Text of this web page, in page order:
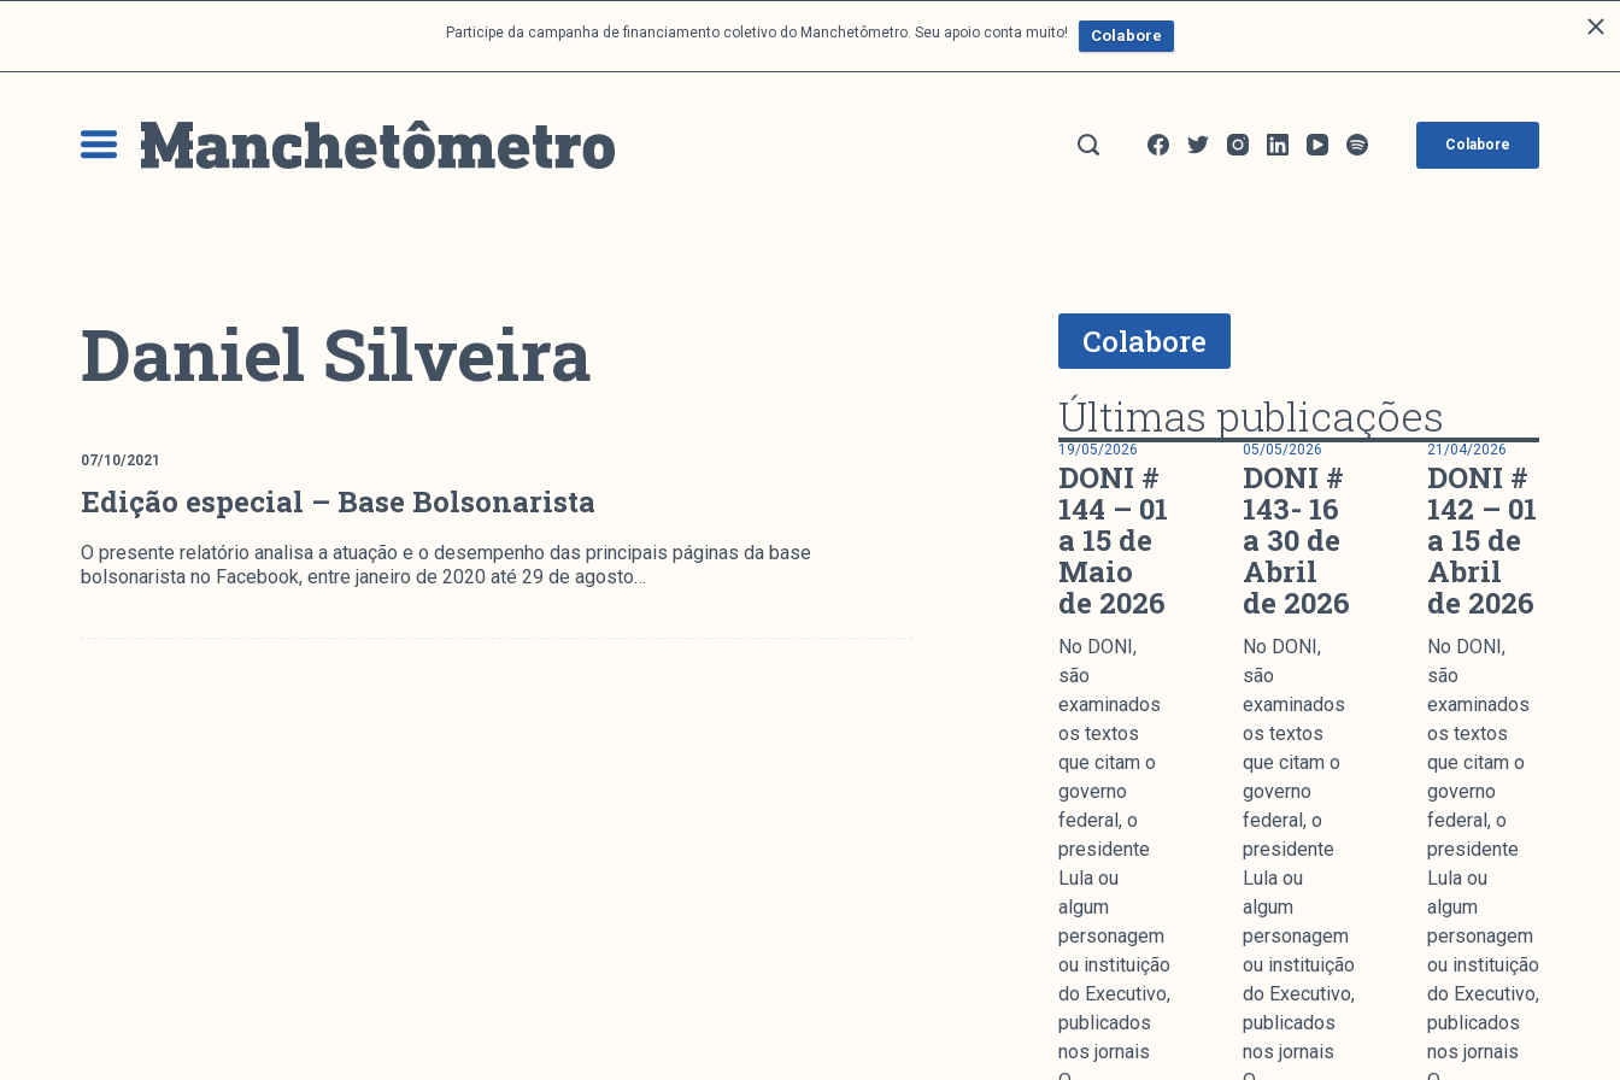
Participe da campanha de financiamento coletivo do Manchetômetro. Seu apoio conta muito! Colabore
Colabore
Daniel Silveira
07/10/2021
Edição especial – Base Bolsonarista
O presente relatório analisa a atuação e o desempenho das principais páginas da base
bolsonarista no Facebook, entre janeiro de 2020 até 29 de agosto…
Colabore
Últimas publicações
19/05/2026
DONI #
144 – 01
a 15 de
Maio
de 2026
No DONI,
são
examinados
os textos
que citam o
governo
federal, o
presidente
Lula ou
algum
personagem
ou instituição
do Executivo,
publicados
nos jornais
05/05/2026
DONI #
143- 16
a 30 de
Abril
de 2026
No DONI,
são
examinados
os textos
que citam o
governo
federal, o
presidente
Lula ou
algum
personagem
ou instituição
do Executivo,
publicados
nos jornais
21/04/2026
DONI #
142 – 01
a 15 de
Abril
de 2026
No DONI,
são
examinados
os textos
que citam o
governo
federal, o
presidente
Lula ou
algum
personagem
ou instituição
do Executivo,
publicados
nos jornais